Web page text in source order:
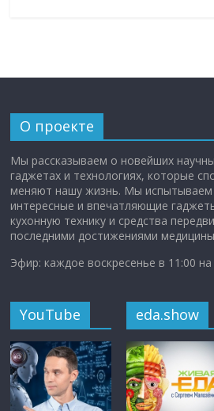
О проекте
Мы рассказываем о новейших
гаджетах и технологиях, которые
меняют нашу жизнь. Мы испытываем
интересные и впечатляющие
кухонную технику и средства
последними достижениями
Эфир: каждое воскресенье в 11:00
YouTube eda.show